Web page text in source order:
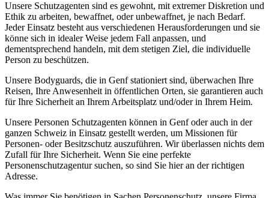
Unsere Schutzagenten sind es gewohnt, mit extremer Diskretion und
Ethik zu arbeiten, bewaffnet, oder unbewaffnet, je nach Bedarf.
Jeder Einsatz besteht aus verschiedenen Herausforderungen und sie
könne sich in idealer Weise jedem Fall anpassen, und
dementsprechend handeln, mit dem stetigen Ziel, die individuelle
Person zu beschützen.
Unsere Bodyguards, die in Genf stationiert sind, überwachen Ihre
Reisen, Ihre Anwesenheit in öffentlichen Orten, sie garantieren auch
für Ihre Sicherheit an Ihrem Arbeitsplatz und/oder in Ihrem Heim.
Unsere Personen Schutzagenten können in Genf oder auch in der
ganzen Schweiz in Einsatz gestellt werden, um Missionen für
Personen- oder Besitzschutz auszuführen. Wir überlassen nichts dem
Zufall für Ihre Sicherheit. Wenn Sie eine perfekte
Personenschutzagentur suchen, so sind Sie hier an der richtigen
Adresse.